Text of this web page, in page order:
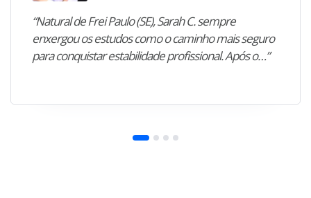
“Natural de Frei Paulo (SE), Sarah C. sempre
enxergou os estudos como o caminho mais seguro
para conquistar estabilidade profissional. Após o…”